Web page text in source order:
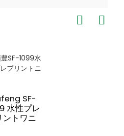
SF-
水性プレ
ントワニ